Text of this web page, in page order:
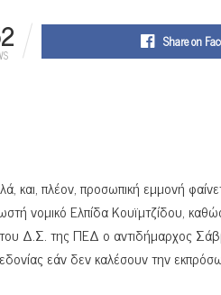
Share on
και, πλέον, προσωπική εμμονή
νομικό Ελπίδα Κουϊμτζίδου,
Δ.Σ. της ΠΕΔ ο αντιδήμαρχος
εάν δεν καλέσουν την